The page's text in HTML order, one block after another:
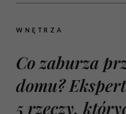
WNĘTRZA
Co zaburza
domu?
5 rzeczy,